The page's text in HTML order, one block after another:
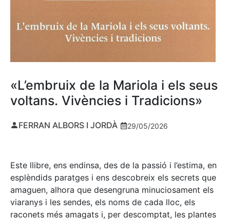
«L’embruix de la Mariola i els seus
voltans. Vivències i Tradicions»
FERRAN ALBORS I JORDÀ 29/05/2026
Este llibre, ens endinsa, des de la passió i l’estima, en
esplèndids paratges i ens descobreix els secrets que
amaguen, alhora que desengruna minuciosament els
viaranys i les sendes, els noms de cada lloc, els
raconets més amagats i, per descomptat, les plantes